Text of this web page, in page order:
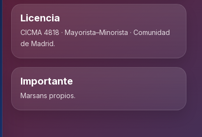
Licencia
CICMA 4818 · Mayorista–Minorista · Comunidad
de Madrid.
Importante
Marsans propios.